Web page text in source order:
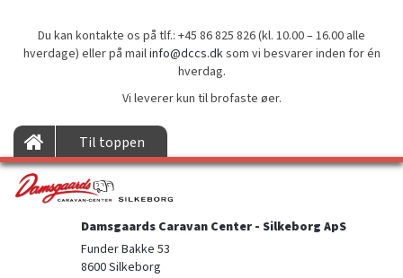
Du kan kontakte os på tlf.: +45 86 825 826 (kl. 10.00 – 16.00 alle
hverdage) eller på mailinfo@dccs.dksom vi besvarer inden for én
hverdag.
Vi leverer kun til brofaste øer.
Til toppen
Damsgaards Caravan Center - Silkeborg ApS
Funder Bakke 53
8600 Silkeborg